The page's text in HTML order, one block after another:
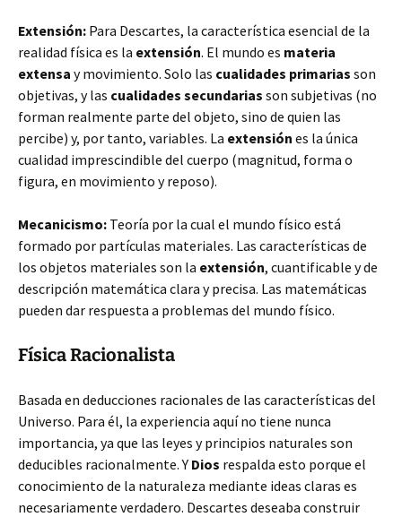
Extensión: Para Descartes, la característica esencial de la
realidad física es la extensión. El mundo es materia
extensa y movimiento. Solo las cualidades primarias son
objetivas, y las cualidades secundarias son subjetivas (no
forman realmente parte del objeto, sino de quien las
percibe) y, por tanto, variables. La extensión es la única
cualidad imprescindible del cuerpo (magnitud, forma o
figura, en movimiento y reposo).
Mecanicismo: Teoría por la cual el mundo físico está
formado por partículas materiales. Las características de
los objetos materiales son la extensión, cuantificable y de
descripción matemática clara y precisa. Las matemáticas
pueden dar respuesta a problemas del mundo físico.
Física Racionalista
Basada en deducciones racionales de las características del
Universo. Para él, la experiencia aquí no tiene nunca
importancia, ya que las leyes y principios naturales son
deducibles racionalmente. Y Dios respalda esto porque el
conocimiento de la naturaleza mediante ideas claras es
necesariamente verdadero. Descartes deseaba construir